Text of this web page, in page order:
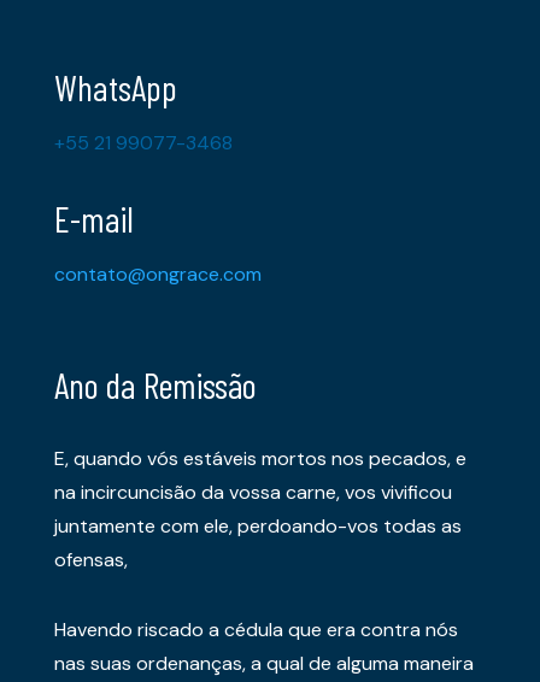
WhatsApp
+55 21 99077-3468
E-mail
contato@ongrace.com
Ano da Remissão
E, quando vós estáveis mortos nos pecados, e
na incircuncisão da vossa carne, vos vivificou
juntamente com ele, perdoando-vos todas as
ofensas,
Havendo riscado a cédula que era contra nós
nas suas ordenanças, a qual de alguma maneira